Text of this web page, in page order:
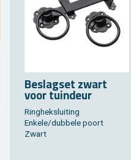
Be­slag­set zwart
voor tuin­deur
Ring­hek­slui­ting
En­ke­le/dub­be­le poort
Zwart